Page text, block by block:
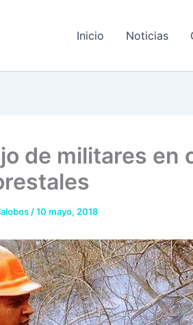
Inicio Noticias
de militares en
/10 mayo, 2018